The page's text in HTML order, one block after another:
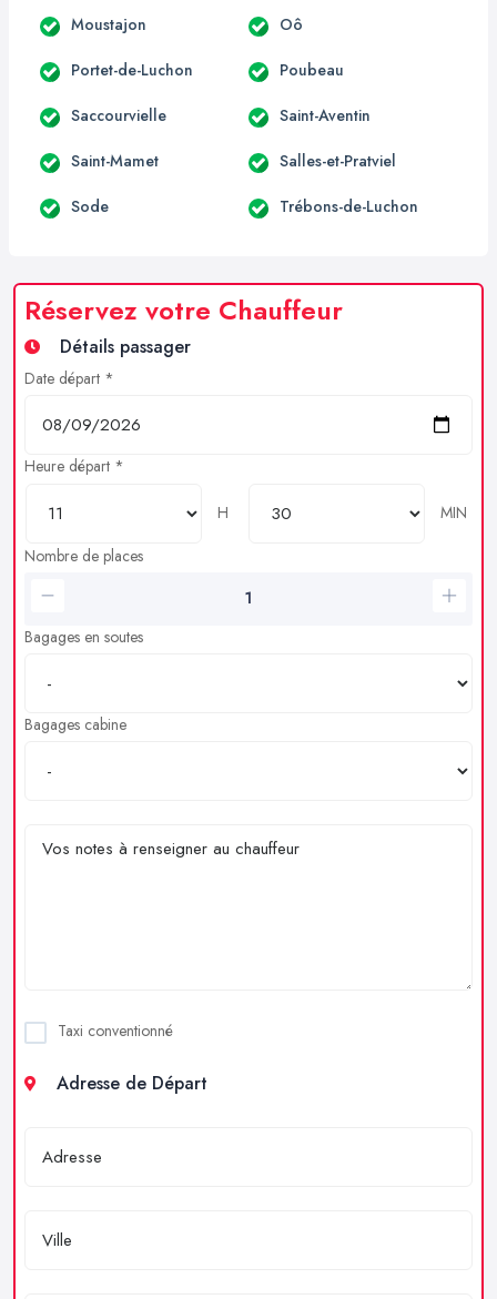
Moustajon Oô
Portet-de-Luchon Poubeau
Saccourvielle Saint-Aventin
Saint-Mamet Salles-et-Pratviel
Sode Trébons-de-Luchon
Réservez votre Chauffeur
Détails passager
Date départ *
Heure départ *
H
MIN
Nombre de places
Bagages en soutes
Bagages cabine
Taxi conventionné
Adresse de Départ